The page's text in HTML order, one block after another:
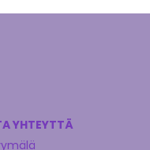
YHTEYTTÄ